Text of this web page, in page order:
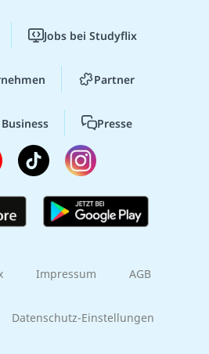
Jobs bei Studyflix
Partner
Presse
Impressum AGB
Datenschutz-Einstellungen